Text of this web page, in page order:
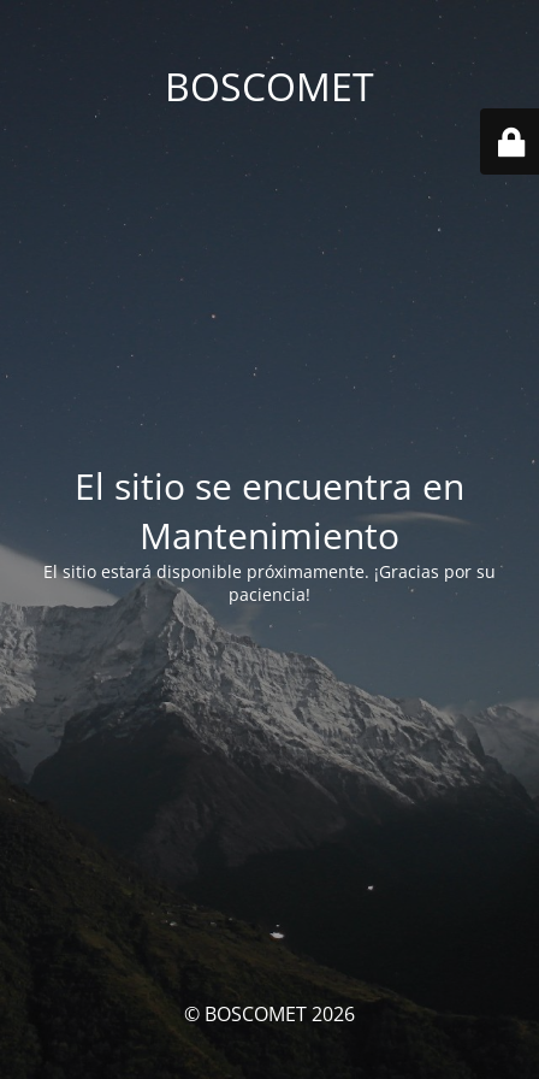
BOSCOMET
El sitio se encuentra en
Mantenimiento
El sitio estará disponible próximamente. ¡Gracias por su
paciencia!
© BOSCOMET 2026